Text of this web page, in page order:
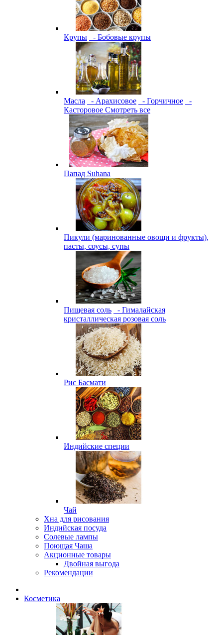
Крупы - Бобовые крупы
Масла - Арахисовое - Горчичное
-
Касторовое Смотреть все
Папад Suhana
Пикули (маринованные овощи и фрукты),
пасты, соусы, супы
Пищевая соль
- Гималайская
кристаллическая розовая соль
Рис Басмати
Индийские специи
Чай
Хна для рисования
Индийская посуда
Солевые лампы
Поющая Чаша
Акционные товары
Двойная выгода
Рекомендации
Косметика